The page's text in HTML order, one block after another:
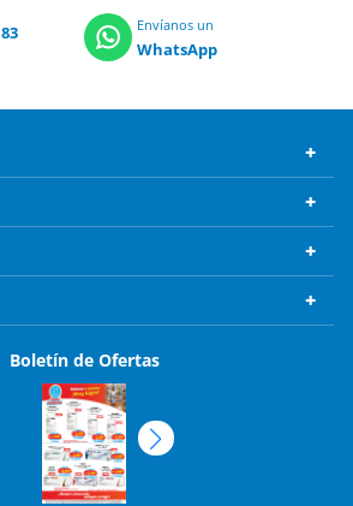
83
Envíanos un
WhatsApp
Boletín de Ofertas